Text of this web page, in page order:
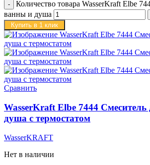
Количество товара WasserKraft Elbe
ванны и душа
Купить в 1 клик
Сравнить
WasserKraft Elbe 7444
душа с термостатом
WasserKRAFT
Нет в наличии